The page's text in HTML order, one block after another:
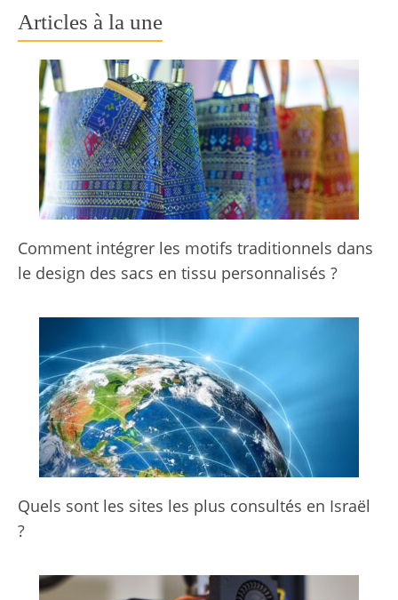
Articles à la une
Comment intégrer les motifs traditionnels dans
le design des sacs en tissu personnalisés ?
Quels sont les sites les plus consultés en Israël
?